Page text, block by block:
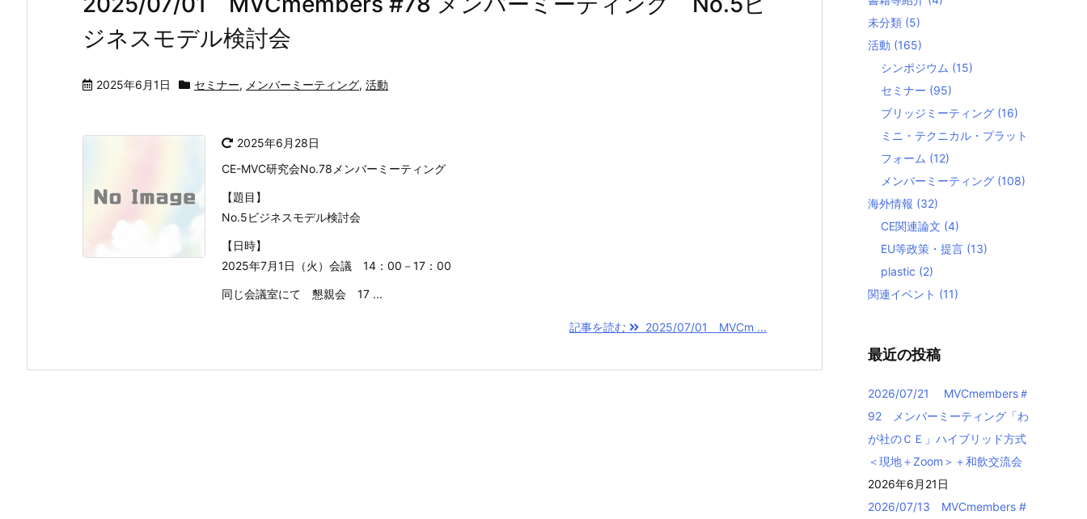
ジネスモデル検討会
2025年6月1日 セミナー, メンバーミーティング, 活動
2025年6月28日
CE-MVC研究会No.78メンバーミーティング
【題目】
No.5ビジネスモデル検討会
【日時】
2025年7月1日（火）会議 14：00－17：00
同じ会議室にて 懇親会 17 ...
記事を読む 2025/07/01 MVCm ...
未分類 (5)
活動 (165)
シンポジウム (15)
セミナー (95)
ブリッジミーティング (16)
ミニ・テクニカル・プラット
フォーム (12)
メンバーミーティング (108)
海外情報 (32)
CE関連論文 (4)
EU等政策・提言 (13)
plastic (2)
関連イベント (11)
最近の投稿
2026/07/21 MVCmembers＃
92 メンバーミーティング「わ
が社のＣＥ」ハイブリッド方式
＜現地＋Zoom＞＋和飲交流会
2026年6月21日
2026/07/13 MVCmembers #